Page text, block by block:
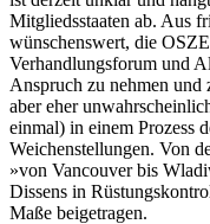
Mitgliedsstaaten ab. Aus
wünschenswert, die
Verhandlungsforum und
Anspruch zu nehmen und
aber eher
einmal) in einem Prozess
Weichenstellungen. Von
»von Vancouver bis
Dissens in
Maße beigetragen.